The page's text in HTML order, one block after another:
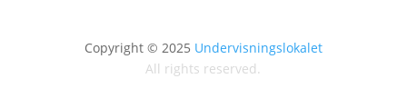
Copyright © 2025 Undervisningslokalet
All rights reserved.